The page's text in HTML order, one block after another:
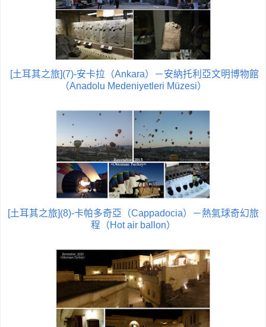
[土耳其之旅](7)-安卡拉（Ankara）－安納托利亞文明博物館
（Anadolu Medeniyetleri Müzesi）
[土耳其之旅](8)-卡帕多奇亞（Cappadocia）－熱氣球奇幻旅
程（Hot air ballon）